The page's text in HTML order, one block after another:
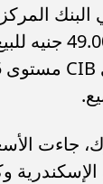
جنيه للشراء
جاءت